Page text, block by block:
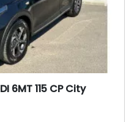
6MT 115 CP City